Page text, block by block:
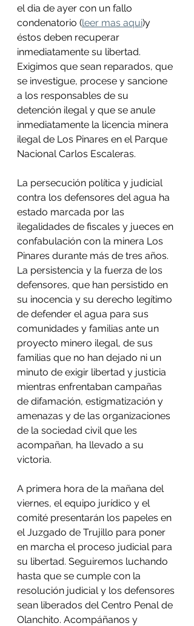
el dia de ayer con un fallo
condenatorio (leer mas aqui)y
éstos deben recuperar
inmediatamente su libertad.
Exigimos que sean reparados, que
se investigue, procese y sancione
a los responsables de su
detención ilegal y que se anule
inmediatamente la licencia minera
ilegal de Los Pinares en el Parque
Nacional Carlos Escaleras.
La persecución política y judicial
contra los defensores del agua ha
estado marcada por las
ilegalidades de fiscales y jueces en
confabulación con la minera Los
Pinares durante más de tres años.
La persistencia y la fuerza de los
defensores, que han persistido en
su inocencia y su derecho legítimo
de defender el agua para sus
comunidades y familias ante un
proyecto minero ilegal, de sus
familias que no han dejado ni un
minuto de exigir libertad y justicia
mientras enfrentaban campañas
de difamación, estigmatización y
amenazas y de las organizaciones
de la sociedad civil que les
acompañan, ha llevado a su
victoria.
A primera hora de la mañana del
viernes, el equipo jurídico y el
comité presentarán los papeles en
el Juzgado de Trujillo para poner
en marcha el proceso judicial para
su libertad. Seguiremos luchando
hasta que se cumple con la
resolución judicial y los defensores
sean liberados del Centro Penal de
Olanchito. Acompáñanos y